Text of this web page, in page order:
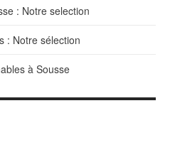
: Notre selection
: Notre sélection
à Sousse